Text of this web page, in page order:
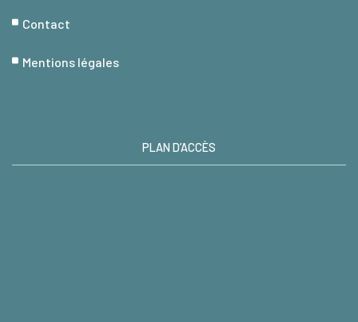
Contact
Mentions légales
PLAN D’ACCÈS